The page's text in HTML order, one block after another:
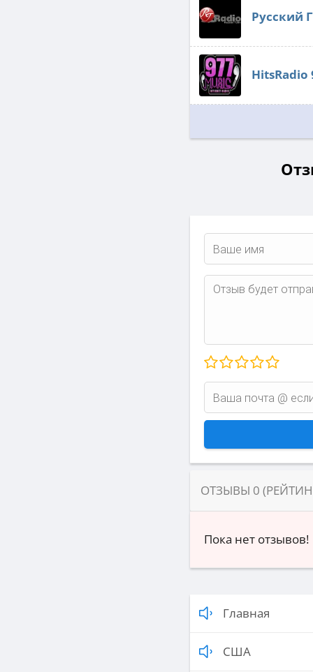
Русский
HitsRadio
ОТЗЫВЫ 0
Пока нет отзывов!
Главная
США